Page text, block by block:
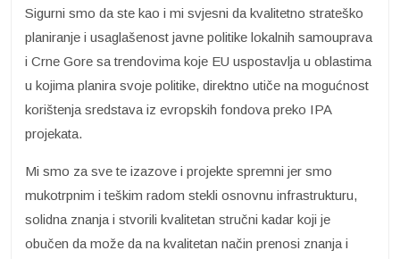
Sigurni smo da ste kao i mi svjesni da kvalitetno strateško
planiranje i usaglašenost javne politike lokalnih samouprava
i Crne Gore sa trendovima koje EU uspostavlja u oblastima
u kojima planira svoje politike, direktno utiče na mogućnost
korištenja sredstava iz evropskih fondova preko IPA
projekata.
Mi smo za sve te izazove i projekte spremni jer smo
mukotrpnim i teškim radom stekli osnovnu infrastrukturu,
solidna znanja i stvorili kvalitetan stručni kadar koji je
obučen da može da na kvalitetan način prenosi znanja i